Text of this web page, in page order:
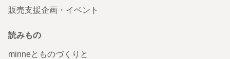
販売支援企画・イベント
読みもの
minneとものづくりと